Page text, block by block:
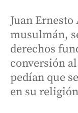
Juan
musulmán,
derechos
conversión
pedían que
en su